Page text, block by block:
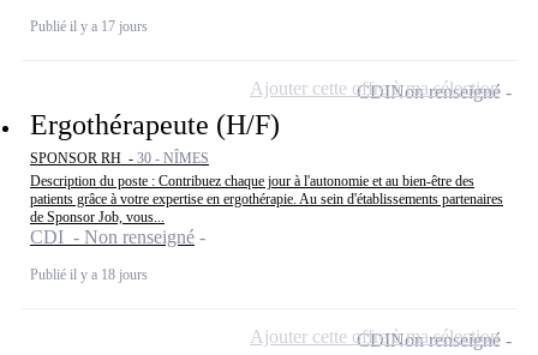
Publié il y a 17 jours
Ergothérapeute (H/F)
SPONSOR RH - 30 - NÎMES
Description du poste : Contribuez chaque jour à l'autonomie et au bien-être des
patients grâce à votre expertise en ergothérapie. Au sein d'établissements partenaires
de Sponsor Job, vous...
CDI - Non renseigné
Publié il y a 18 jours
CDINon renseigné
Ajouter cette offre à ma sélection
CDINon renseigné
Ajouter cette offre à ma sélection